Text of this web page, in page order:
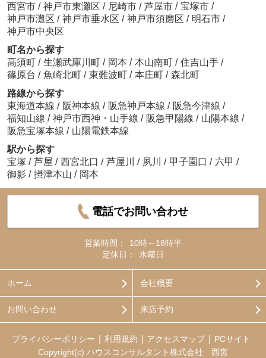
西宮市 / 神戸市東灘区 / 尼崎市 / 芦屋市 / 宝塚市 /
神戸市灘区 / 神戸市垂水区 / 神戸市須磨区 / 明石市 /
神戸市中央区
町名から探す
高須町 / 生瀬武庫川町 / 岡本 / 本山南町 / 住吉山手 /
篠原台 / 魚崎北町 / 東難波町 / 本庄町 / 森北町
路線から探す
東海道本線 / 阪神本線 / 阪急神戸本線 / 阪急今津線 /
福知山線 / 神戸市西神・山手線 / 阪急甲陽線 / 山陽本線 /
阪急宝塚本線 / 山陽電鉄本線
駅から探す
宝塚 / 芦屋 / 西宮北口 / 芦屋川 / 夙川 / 甲子園口 / 六甲 /
御影 / 摂津本山 / 岡本
電話でお問い合わせ
営業時間：
10時～18時半
定休日：
水曜日
ホーム 会社概要
お問い合わせ 来店予約
プライバシーポリシー 利用規約 アクセスマップ
PCサイト
Copyright(c) ハウスコンサルタント株式会社 西宮